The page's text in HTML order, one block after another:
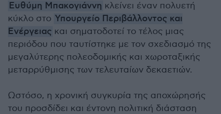
Ευθύμη Μπακογιάννη κλείνει έναν πολυετή
κύκλο στο Υπουργείο Περιβάλλοντος και
Ενέργειας και σηματοδοτεί το τέλος μιας
περιόδου που ταυτίστηκε με τον σχεδιασμό της
μεγαλύτερης πολεοδομικής και χωροταξικής
μεταρρύθμισης των τελευταίων δεκαετιών.
Ωστόσο, η χρονική συγκυρία της αποχώρησής
του προσδίδει και έντονη πολιτική διάσταση